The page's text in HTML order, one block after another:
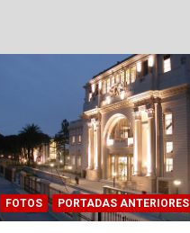
FOTOS PORTADAS ANTERIORES